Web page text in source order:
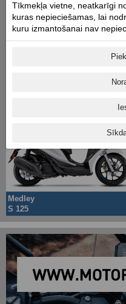
Medley
S 125
Tīkmekļa vietne, neatkarīgi
kuras nepieciešamas, lai
kuru izmantošanai nav